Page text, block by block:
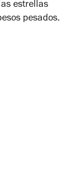
estrellas
pesados.